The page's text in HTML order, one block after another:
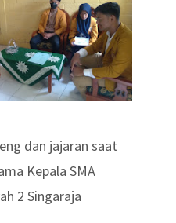
dan jajaran saat
Kepala SMA
2 Singaraja